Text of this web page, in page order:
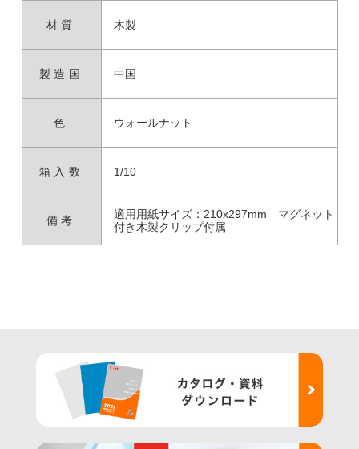
材質 木製
製造国 中国
色 ウォールナット
箱入数 1/10
備考
適用用紙サイズ：210x297mm マグネット
付き木製クリップ付属